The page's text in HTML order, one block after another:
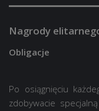
Nagrody
Obligacje
Po osiągnięciu
zdobywacie